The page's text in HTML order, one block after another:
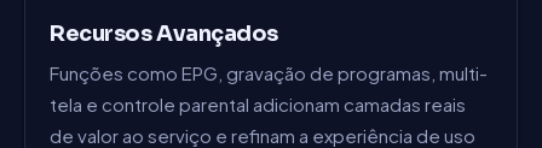
Recursos Avançados
Funções como EPG, gravação de programas, multi-
tela e controle parental adicionam camadas reais
de valor ao serviço e refinam a experiência de uso